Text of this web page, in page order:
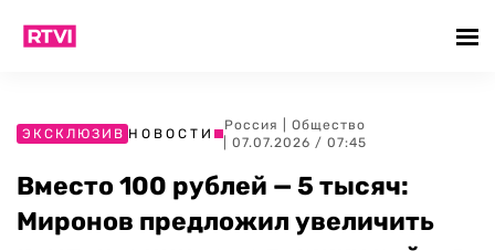
ЭКСКЛЮЗИВ НОВОСТИ
Россия
Общество
| 07.07.2026 / 07:45
Вместо 100 рублей — 5 тысяч:
Миронов предложил увеличить